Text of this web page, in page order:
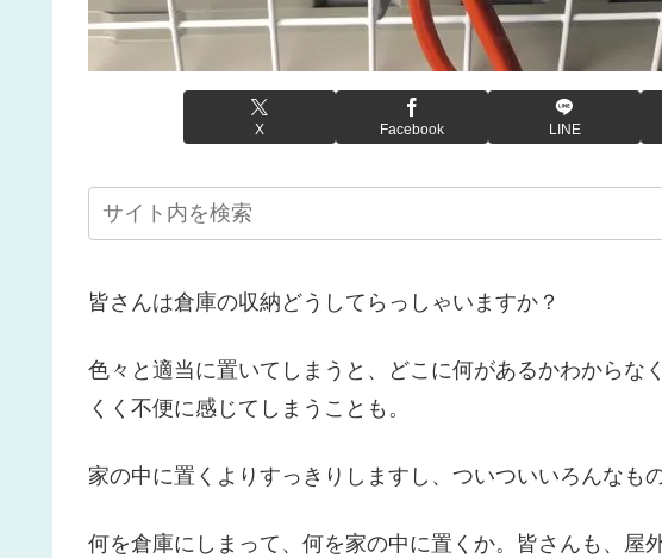
X Facebook LINE
皆さんは倉庫の収納どうしてらっしゃいますか？
色々と適当に置いてしまうと、どこに何があるかわからな
くく不便に感じてしまうことも。
家の中に置くよりすっきりしますし、ついついいろんなも
何を倉庫にしまって、何を家の中に置くか。皆さんも、屋